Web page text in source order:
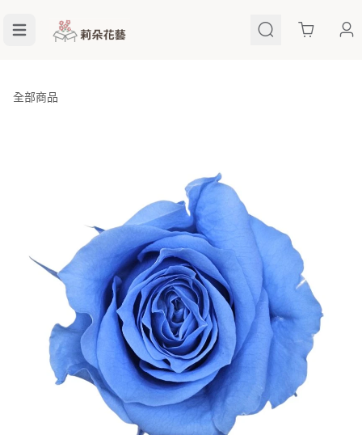
Cart
全部商品